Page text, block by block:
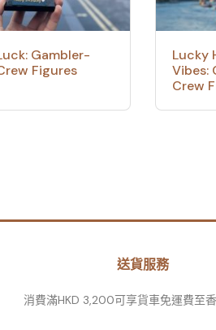
Gambler-
Figures
Lucky
Vibes:
Crew
送貨服務
消費滿HKD 3,200可享貨車免運費至